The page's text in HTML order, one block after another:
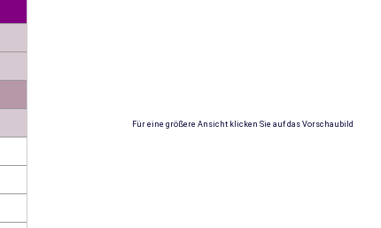
Für eine größere Ansicht klicken Sie auf das Vorschaubild